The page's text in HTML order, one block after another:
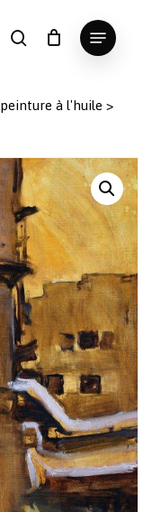
search
Menu
Fermer
le
peinture à l'huile >
Close